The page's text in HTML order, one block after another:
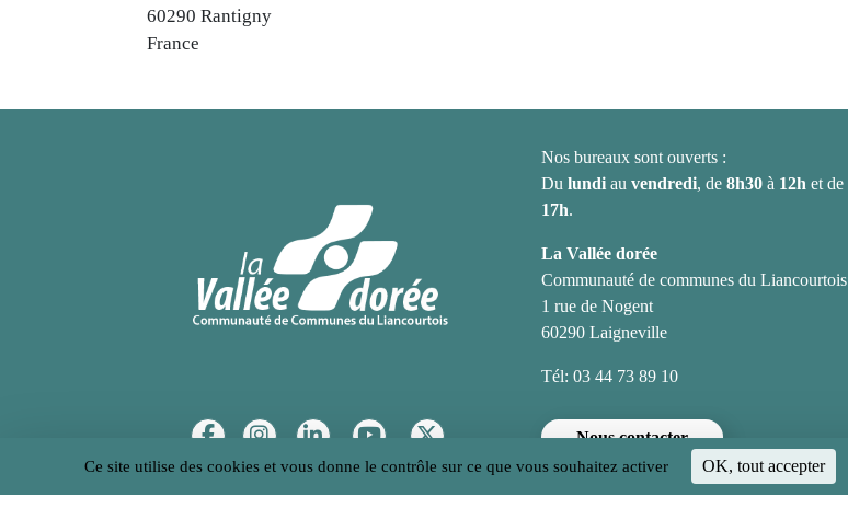
60290 Rantigny
France
Réseaux sociaux
Nos bureaux sont ouverts :
Du lundi au vendredi, de 8h30à 12h et de
17h.
La Vallée dorée
Communauté de communes du Liancourtois
1 rue de Nogent
60290 Laigneville
Tél: 03 44 73 89 10
Nous contacter
Ce site utilise des cookies et vous donne le contrôle sur ce que vous souhaitez activer OK, tout accepter